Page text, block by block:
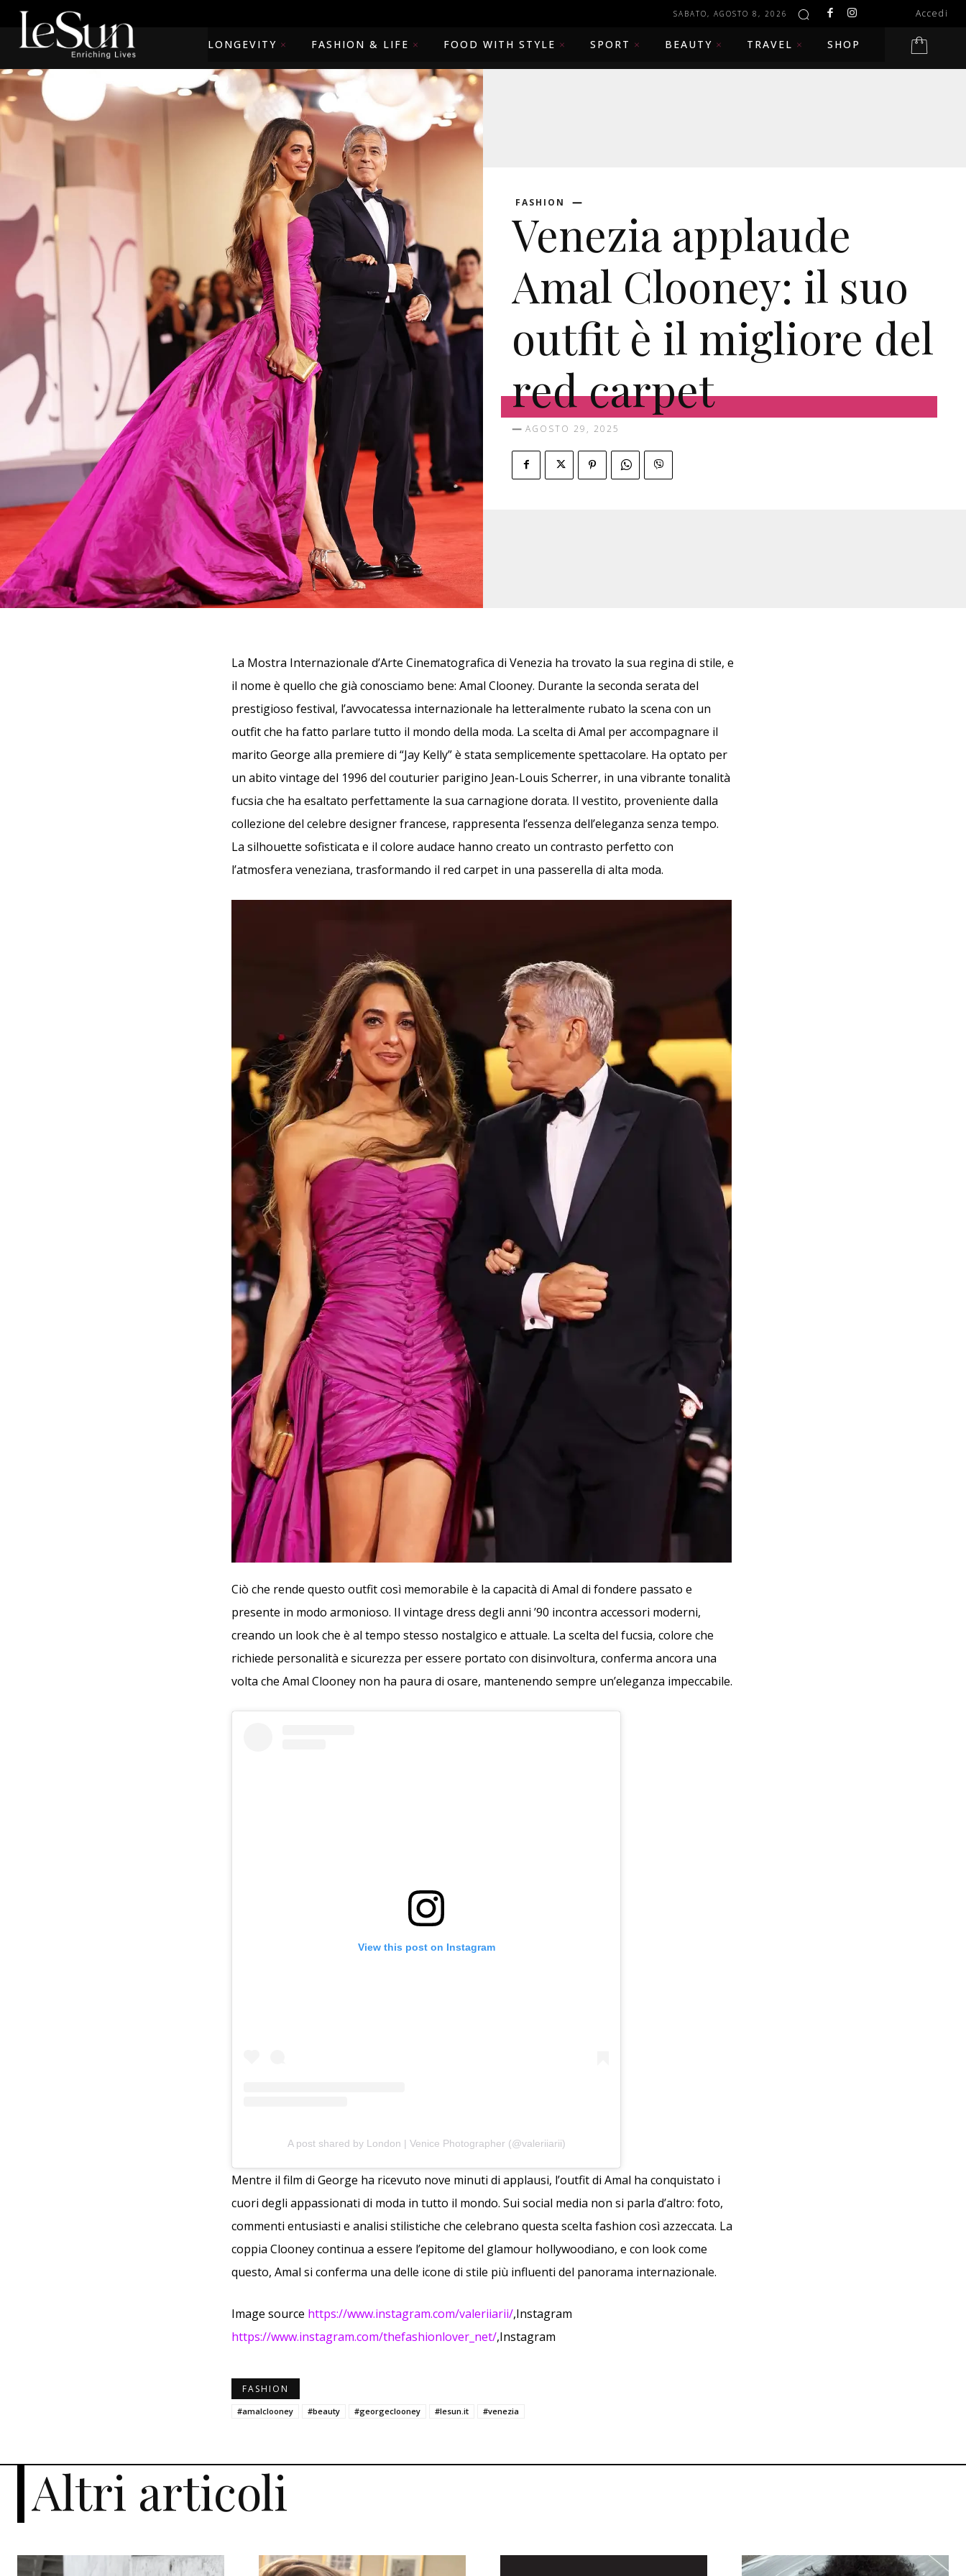
SABATO, AGOSTO 8, 2026 Accedi
LONGEVITY FASHION & LIFE FOOD WITH STYLE SPORT BEAUTY TRAVEL SHOP
FASHION
Venezia applaude
Amal Clooney: il suo
outfit è il migliore del
red carpet
AGOSTO 29, 2025
La Mostra Internazionale d’Arte Cinematografica di Venezia ha trovato la sua regina di stile, e
il nome è quello che già conosciamo bene: Amal Clooney. Durante la seconda serata del
prestigioso festival, l’avvocatessa internazionale ha letteralmente rubato la scena con un
outfit che ha fatto parlare tutto il mondo della moda. La scelta di Amal per accompagnare il
marito George alla premiere di “Jay Kelly” è stata semplicemente spettacolare. Ha optato per
un abito vintage del 1996 del couturier parigino Jean-Louis Scherrer, in una vibrante tonalità
fucsia che ha esaltato perfettamente la sua carnagione dorata. Il vestito, proveniente dalla
collezione del celebre designer francese, rappresenta l’essenza dell’eleganza senza tempo.
La silhouette sofisticata e il colore audace hanno creato un contrasto perfetto con
l’atmosfera veneziana, trasformando il red carpet in una passerella di alta moda.
Ciò che rende questo outfit così memorabile è la capacità di Amal di fondere passato e
presente in modo armonioso. Il vintage dress degli anni ’90 incontra accessori moderni,
creando un look che è al tempo stesso nostalgico e attuale. La scelta del fucsia, colore che
richiede personalità e sicurezza per essere portato con disinvoltura, conferma ancora una
volta che Amal Clooney non ha paura di osare, mantenendo sempre un’eleganza impeccabile.
View this post on Instagram
A post shared by London | Venice Photographer (@valeriiarii)
Mentre il film di George ha ricevuto nove minuti di applausi, l’outfit di Amal ha conquistato i
cuori degli appassionati di moda in tutto il mondo. Sui social media non si parla d’altro: foto,
commenti entusiasti e analisi stilistiche che celebrano questa scelta fashion così azzeccata. La
coppia Clooney continua a essere l’epitome del glamour hollywoodiano, e con look come
questo, Amal si conferma una delle icone di stile più influenti del panorama internazionale.
Image source https://www.instagram.com/valeriiarii/,Instagram
https://www.instagram.com/thefashionlover_net/,Instagram
FASHION
#amalclooney #beauty #georgeclooney #lesun.it #venezia
Altri articoli